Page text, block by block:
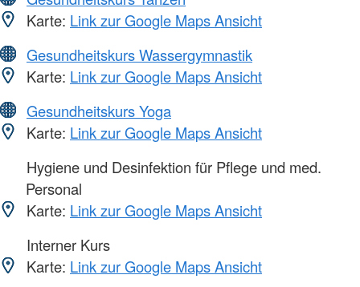
Karte: Link zur Google Maps Ansicht
Gesundheitskurs Wassergymnastik
Karte: Link zur Google Maps Ansicht
Gesundheitskurs Yoga
Karte: Link zur Google Maps Ansicht
Hygiene und Desinfektion für Pflege und med.
Personal
Karte: Link zur Google Maps Ansicht
Interner Kurs
Karte: Link zur Google Maps Ansicht